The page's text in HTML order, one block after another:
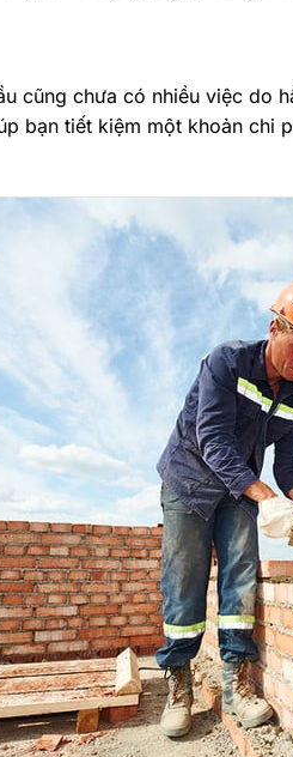
cũng chưa có nhiều việc
bạn tiết kiệm một khoản